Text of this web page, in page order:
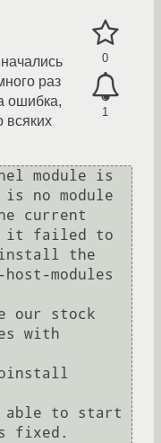
0
1
раз
ошибка,
всяких
module is
no module
it failed to
modules
with
fixed.